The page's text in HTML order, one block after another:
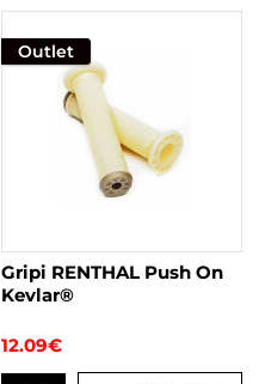
Outlet
Gripi RENTHAL Push On
Kevlar®
12.09€